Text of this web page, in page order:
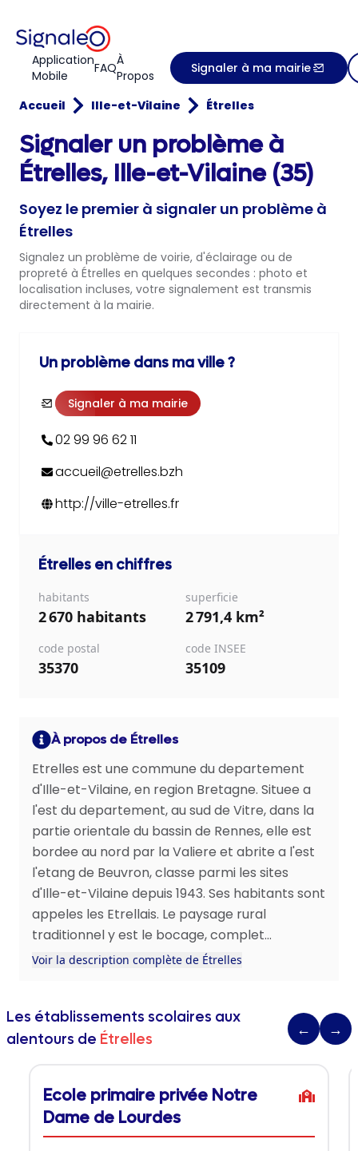
Application
Mobile
FAQÀ
Propos
Signaler à ma mairie
Accueil Ille-et-Vilaine Étrelles
Signaler un problème à
Étrelles, Ille-et-Vilaine (35)
Soyez le premier à signaler un problème à
Étrelles
Signalez un problème de voirie, d'éclairage ou de
propreté à Étrelles en quelques secondes : photo et
localisation incluses, votre signalement est transmis
directement à la mairie.
Un problème dans ma ville ?
Signaler à ma mairie
02 99 96 62 11
accueil@etrelles.bzh
http://ville-etrelles.fr
Étrelles en chiffres
habitants
2 670 habitants
superficie
2 791,4 km²
code postal
35370
code INSEE
35109
À propos de Étrelles
Etrelles est une commune du departement
d'Ille-et-Vilaine, en region Bretagne. Situee a
l'est du departement, au sud de Vitre, dans la
partie orientale du bassin de Rennes, elle est
bordee au nord par la Valiere et abrite a l'est
l'etang de Beuvron, classe parmi les sites
d'Ille-et-Vilaine depuis 1943. Ses habitants sont
appeles les Etrellais. Le paysage rural
traditionnel y est le bocage, complet...
Voir la description complète de Étrelles
Les établissements scolaires aux
alentours de Étrelles
← →
Ecole primaire privée Notre
Dame de Lourdes